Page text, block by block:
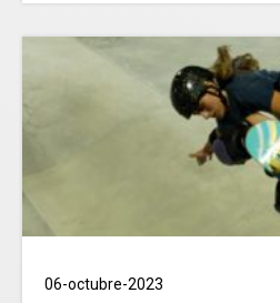
06-octubre-2023